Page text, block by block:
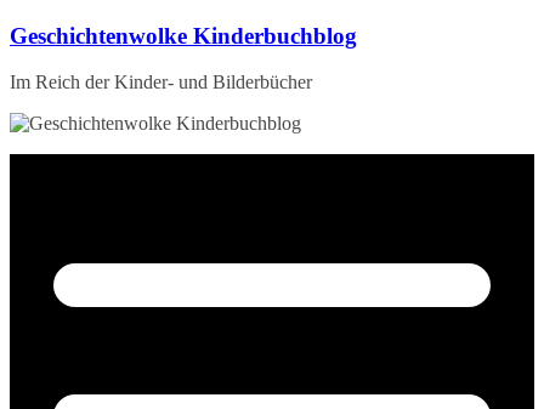
Zum
springen
Geschichtenwolke Kinderbuchblog
Im Reich der Kinder- und Bilderbücher